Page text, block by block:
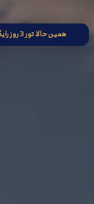
همین حالا تور 3 روز رایگان قبرس شمالی را رزرو کنید